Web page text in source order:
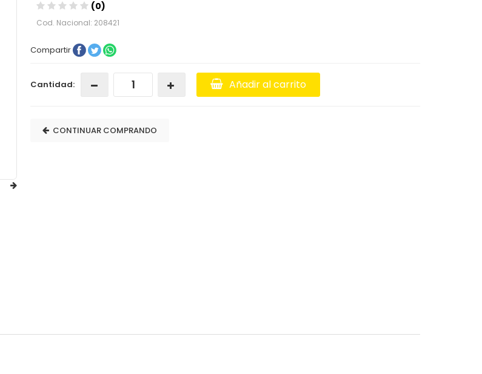
(0)
Cod. Nacional: 208421
Compartir
Cantidad: Añadir al carrito
CONTINUAR COMPRANDO